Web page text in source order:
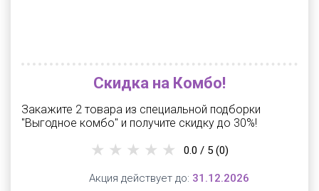
Скидка на Комбо!
Закажите 2 товара из специальной подборки
"Выгодное комбо" и получите скидку до 30%!
0.0 / 5 (0)
Акция действует до: 31.12.2026